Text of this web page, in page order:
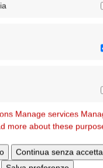
Manage services
more about these
Continua senza
Time: la dichiarazione
Applicate, la nuova